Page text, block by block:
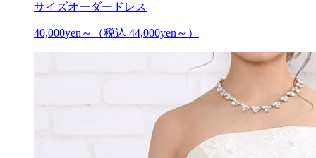
サイズオーダードレス
40,000yen～ （税込 44,000yen～）